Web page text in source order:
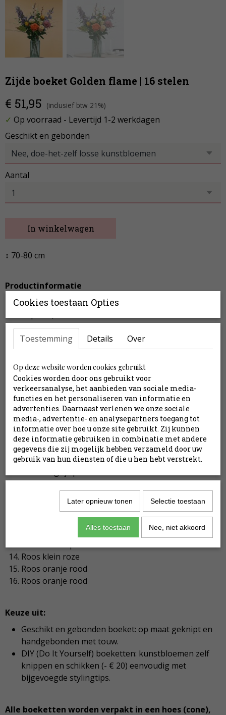
Zijde boeket Golden flame | 16 stelen
€ 51,95 (inclusief btw 21%)
✓ Op voorraad - Levertijd 1-2 werkdagen
Geschikt en gebonden
Aantal
In winkelwagen
↕ 70-80 cm
Productinformatie
Boeket is ca. 70 cm hoog (of naar eigen wens te
16 stelen
Exclusief vaas
Inclusief stylingtips en verzendkosten
Inhoud:
Aster oranje
Anthurium groen
Bessentak rood
Bolchrysant roze
Eucalyptus
Gladiool creme
Gras
Ridderspoor paars
Rood oranje groot
Roos klein roze
Roos oranje rood
Roos oranje rood
Keuze uit:
Geschikt en gebonden boeket: op maat geknipt en
handgebonden met touw.
DIY (Do It Yourself) boeketten: kunstbloemen zelf
knippen en schikken (- € 20) eenvoudig met
bijgevoegde stylingtips.
Alle boeketten worden verpakt in een hoes (cone),
Cookies toestaan Opties
Toestemming Details Over
Op deze website worden cookies gebruikt
Cookies worden door ons gebruikt voor
verkeersanalyse, het aanbieden van sociale media-
functies en het personaliseren van informatie en
advertenties. Daarnaast verlenen we onze sociale
media-, advertentie- en analysepartners toegang tot
informatie over hoe u onze site gebruikt. Zij kunnen
deze informatie gebruiken in combinatie met andere
gegevens die zij mogelijk hebben verzameld door uw
gebruik van hun diensten of die u hen hebt verstrekt.
Later opnieuw tonen Selectie toestaan
Alles toestaan Nee, niet akkoord